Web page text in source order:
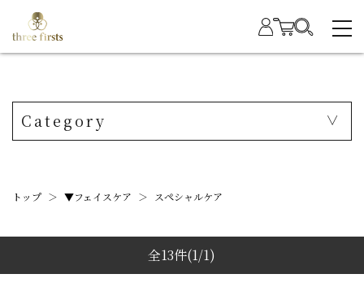
Category
トップ ＞ ▼フェイスケア ＞ スペシャルケア
全13件(1/1)